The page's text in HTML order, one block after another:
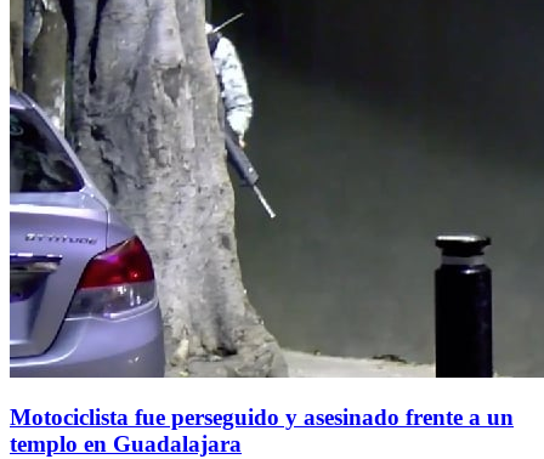
Motociclista fue perseguido y asesinado frente a un
templo en Guadalajara